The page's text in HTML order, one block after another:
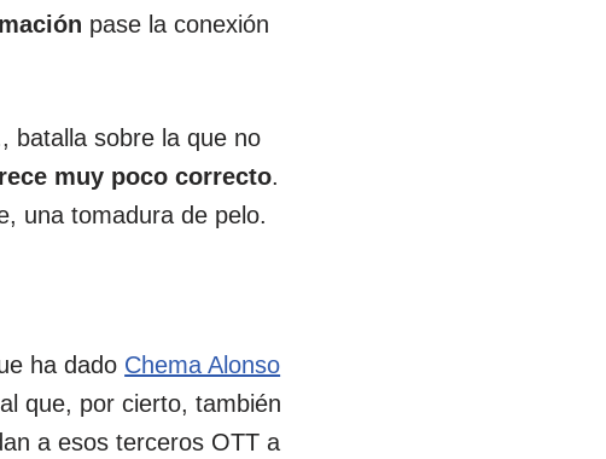
pase la conexión
batalla sobre la que no
muy poco correcto.
una tomadura de pelo.
ha dado Chema Alonso
que, por cierto, también
a esos terceros OTT a